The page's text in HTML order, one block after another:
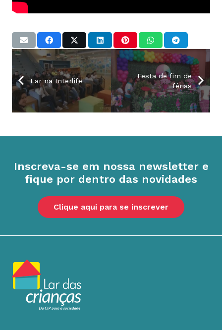
Lar na Interlife
Festa de fim de
férias
Inscreva-se em nossa newsletter e
fique por dentro das novidades
Clique aqui para se inscrever